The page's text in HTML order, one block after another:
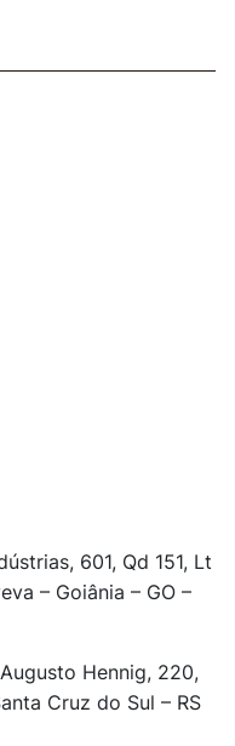
601, Qd 151, Lt
– Goiânia – GO –
Hennig, 220,
Cruz do Sul – RS